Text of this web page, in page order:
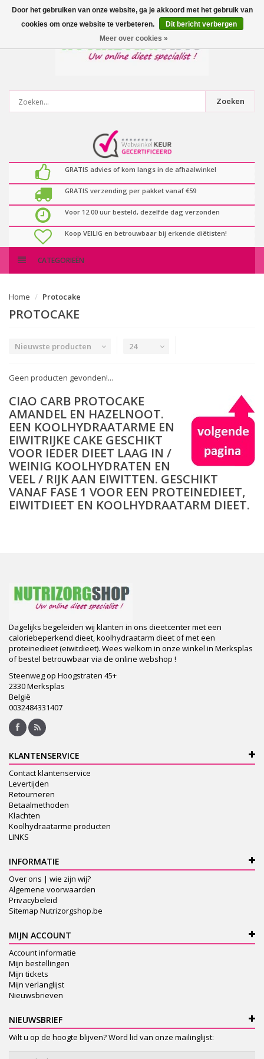
0artikelen
Zoeken
GRATIS advies of kom langs in de afhaalwinkel
GRATIS verzending per pakket vanaf €59
Voor 12.00 uur besteld, dezelfde dag verzonden
Koop VEILIG en betrouwbaar bij erkende diëtisten!
CATEGORIEËN
Home Protocake
PROTOCAKE
Nieuwste producten 24
Geen producten gevonden!...
CIAO CARB PROTOCAKE
AMANDEL EN HAZELNOOT.
EEN KOOLHYDRAATARME EN
EIWITRIJKE CAKE GESCHIKT
VOOR IEDER DIEET LAAG IN /
WEINIG KOOLHYDRATEN EN
VEEL / RIJK AAN EIWITTEN. GESCHIKT
VANAF FASE 1 VOOR EEN PROTEINEDIEET,
EIWITDIEET EN KOOLHYDRAATARM DIEET.
Dagelijks begeleiden wij klanten in ons dieetcenter met een
caloriebeperkend dieet, koolhydraatarm dieet of met een
proteinedieet (eiwitdieet). Wees welkom in onze winkel in Merksplas
of bestel betrouwbaar via de online webshop !
Steenweg op Hoogstraten 45+
2330 Merksplas
België
0032484331407
KLANTENSERVICE
Contact klantenservice
Levertijden
Retourneren
Betaalmethoden
Klachten
Koolhydraatarme producten
LINKS
INFORMATIE
Over ons | wie zijn wij?
Algemene voorwaarden
Privacybeleid
Sitemap Nutrizorgshop.be
MIJN ACCOUNT
Account informatie
Mijn bestellingen
Mijn tickets
Mijn verlanglijst
Nieuwsbrieven
NIEUWSBRIEF
Wilt u op de hoogte blijven? Word lid van onze mailinglijst:
Door het gebruiken van onze website, ga je akkoord met het gebruik van
cookies om onze website te verbeteren.
Dit bericht verbergen
Meer over cookies »